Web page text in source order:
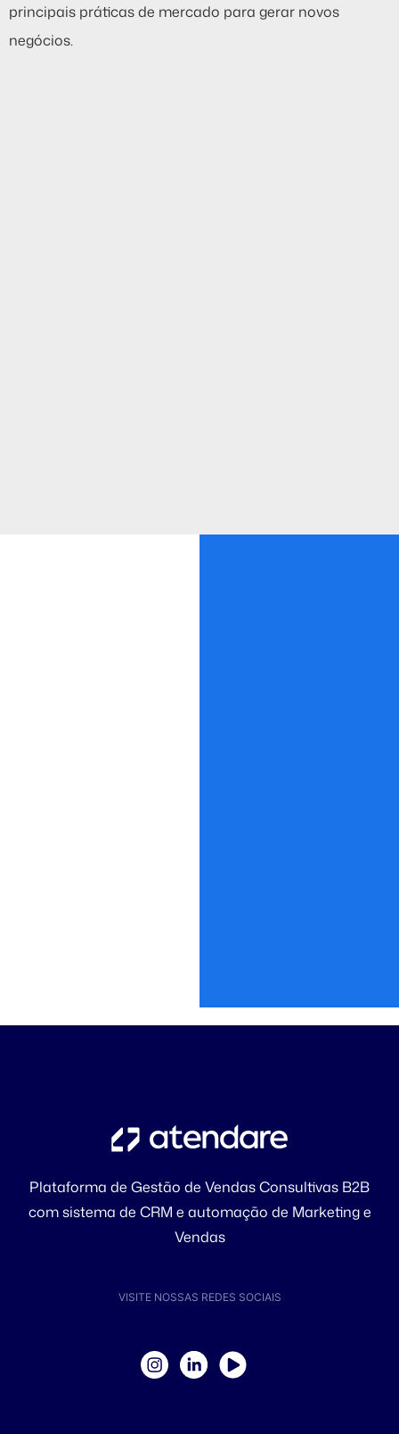
principais práticas de mercado para gerar novos
negócios.
Plataforma de Gestão de Vendas Consultivas B2B
com sistema de CRM e automação de Marketing e
Vendas
VISITE NOSSAS REDES SOCIAIS